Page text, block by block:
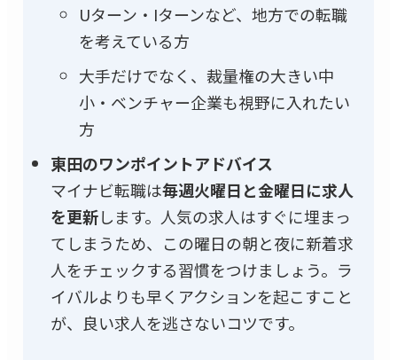
Uターン・Iターンなど、地方での転職
を考えている方
大手だけでなく、裁量権の大きい中
小・ベンチャー企業も視野に入れたい
方
東田のワンポイントアドバイス
マイナビ転職は毎週火曜日と金曜日に求人
を更新します。人気の求人はすぐに埋まっ
てしまうため、この曜日の朝と夜に新着求
人をチェックする習慣をつけましょう。ラ
イバルよりも早くアクションを起こすこと
が、良い求人を逃さないコツです。